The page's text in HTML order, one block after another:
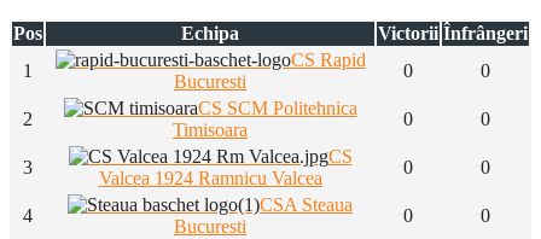
Pos Echipa Victorii Înfrângeri
1
CS Rapid
Bucuresti
0 0
2
CS SCM Politehnica
Timisoara
0 0
3
CS
Valcea 1924 Ramnicu Valcea
0 0
4
CSA Steaua
Bucuresti
0 0